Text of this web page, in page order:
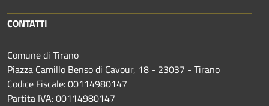
CONTATTI
Comune di Tirano
Piazza Camillo Benso di Cavour, 18 - 23037 - Tirano
Codice Fiscale: 00114980147
Partita IVA: 00114980147